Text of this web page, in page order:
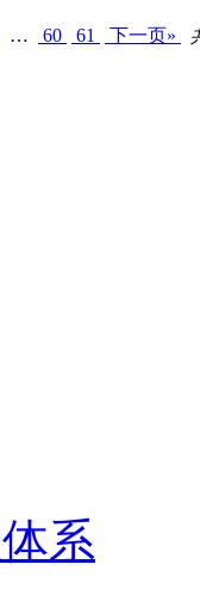
… 60 61 下一页»
系